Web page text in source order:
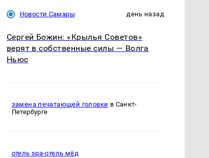
Новости Самары день назад
Сергей Божин: «Крылья Советов»
верят в собственные силы — Волга
Ньюс
замена печатающей головки в Санкт-
Петербурге
отель spa-отель мёд